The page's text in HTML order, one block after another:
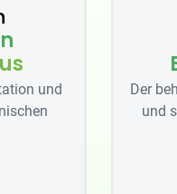
und
Der
und